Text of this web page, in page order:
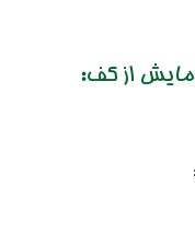
از کف: